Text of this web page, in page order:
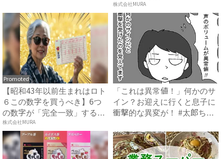
株式会社MURA
Promoted
【昭和43年以前生まれはロト
６この数字を買うべき】6つ
の数字が「完全一致」する
方...
株式会社MURA
「これは異常値！」何かのサ
イン？お迎えに行くと息子に
衝撃的な異変が！ #太郎ち